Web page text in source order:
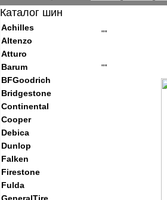
Каталог шин
Achilles
Altenzo
Atturo
Barum
BFGoodrich
Bridgestone
Continental
Cooper
Debica
Dunlop
Falken
Firestone
Fulda
""
""